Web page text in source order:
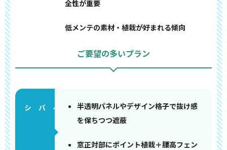
全性が重要
低メンテの素材・植栽が好まれる傾向
ご要望の多いプラン
半透明パネルやデザイン格子で抜け感
を保ちつつ遮蔽
窓正対部にポイント植栽＋腰高フェン